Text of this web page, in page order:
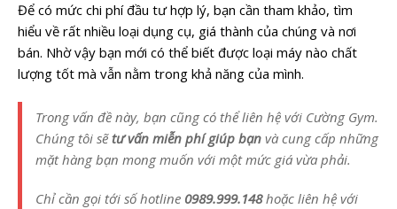
Để có mức chi phí đầu tư hợp lý, bạn cần tham khảo, tìm
hiểu về rất nhiều loại dụng cụ, giá thành của chúng và nơi
bán. Nhờ vậy bạn mới có thể biết được loại máy nào chất
lượng tốt mà vẫn nằm trong khả năng của mình.
Trong vấn đề này, bạn cũng có thể liên hệ với Cường Gym.
Chúng tôi sẽtư vấn miễn phí giúp bạn và cung cấp những
mặt hàng bạn mong muốn với một mức giá vừa phải.
Chỉ cần gọi tới số hotline 0989.999.148hoặc liên hệ với